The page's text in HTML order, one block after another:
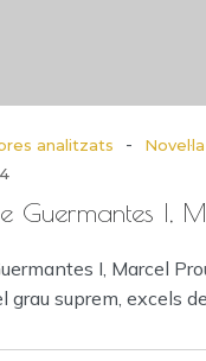
analitzats - Novel·la
Guermantes I,
I, Marcel
grau suprem, excels